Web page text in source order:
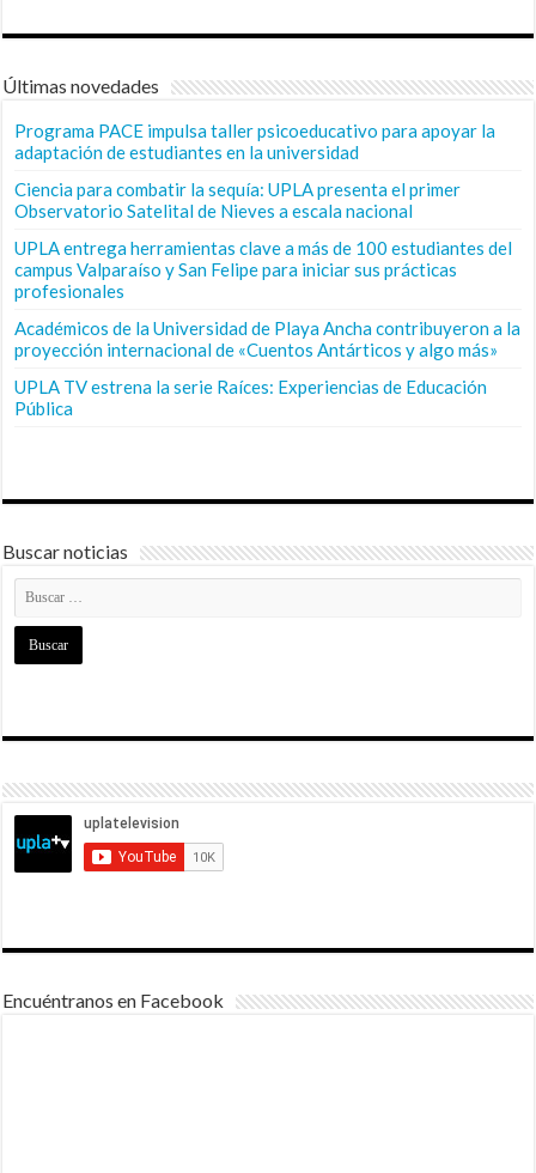
Últimas novedades
Programa PACE impulsa taller psicoeducativo para apoyar la
adaptación de estudiantes en la universidad
Ciencia para combatir la sequía: UPLA presenta el primer
Observatorio Satelital de Nieves a escala nacional
UPLA entrega herramientas clave a más de 100 estudiantes del
campus Valparaíso y San Felipe para iniciar sus prácticas
profesionales
Académicos de la Universidad de Playa Ancha contribuyeron a la
proyección internacional de «Cuentos Antárticos y algo más»
UPLA TV estrena la serie Raíces: Experiencias de Educación
Pública
Buscar noticias
Encuéntranos en Facebook